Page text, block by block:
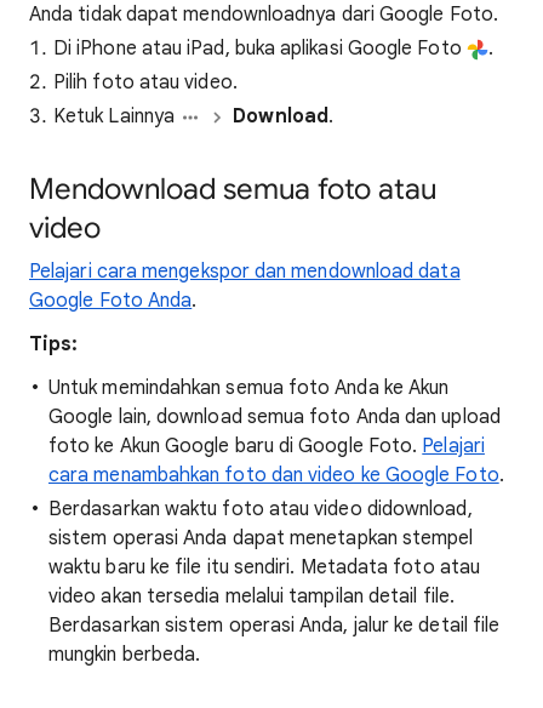
Anda tidak dapat mendownloadnya dari Google Foto.
Di iPhone atau iPad, buka aplikasi Google Foto
.
Pilih foto atau video.
Ketuk Lainnya
Download.
Mendownload semua foto atau
video
Pelajari cara mengekspor dan mendownload data
Google Foto Anda.
Tips:
Untuk memindahkan semua foto Anda ke Akun
Google lain, download semua foto Anda dan upload
foto ke Akun Google baru di Google Foto. Pelajari
cara menambahkan foto dan video ke Google Foto.
Berdasarkan waktu foto atau video didownload,
sistem operasi Anda dapat menetapkan stempel
waktu baru ke file itu sendiri. Metadata foto atau
video akan tersedia melalui tampilan detail file.
Berdasarkan sistem operasi Anda, jalur ke detail file
mungkin berbeda.